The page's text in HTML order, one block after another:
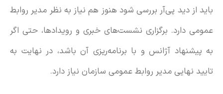
باید از دید پی‌آر بررسی شود هنوز هم نیاز به نظر مدیر روابط
عمومی دارد. برگزاری نشست‌های خبری و رویدادها، حتی اگر
به پیشنهاد آژانس و با برنامه‌ریزی آن باشد، در نهایت به
تایید نهایی مدیر روابط عمومی سازمان نیاز دارد.